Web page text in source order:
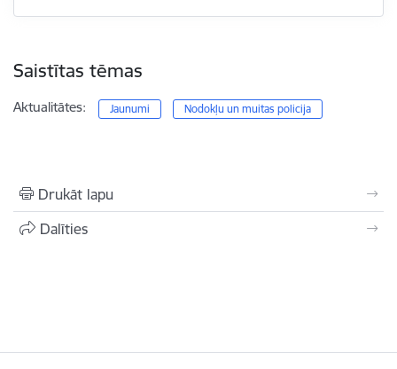
Saistītas tēmas
Aktualitātes: Jaunumi Nodokļu un muitas policija
Drukāt lapu
Dalīties